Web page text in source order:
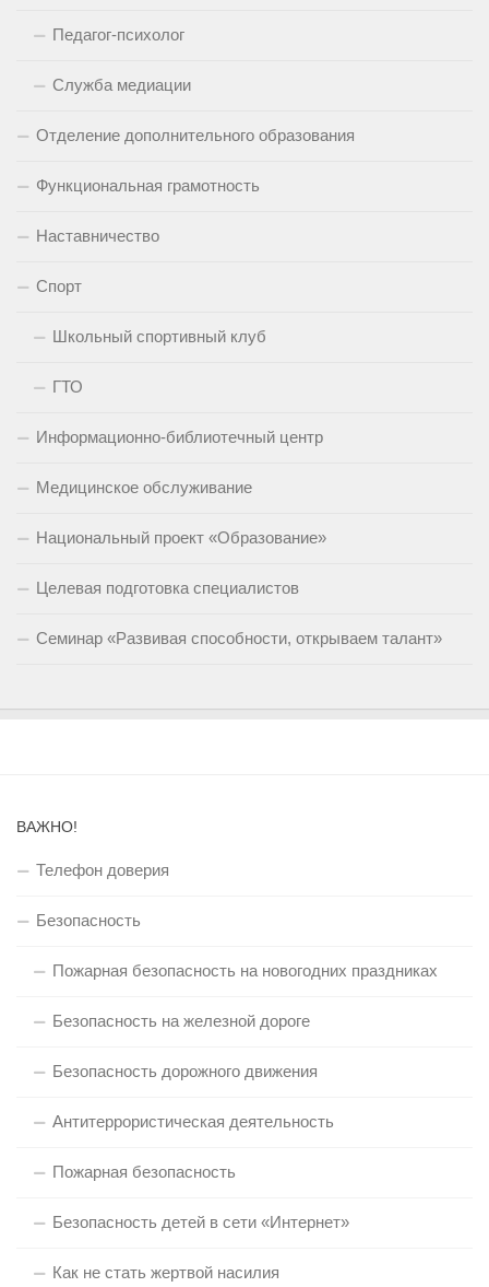
Педагог-психолог
Служба медиации
Отделение дополнительного образования
Функциональная грамотность
Наставничество
Спорт
Школьный спортивный клуб
ГТО
Информационно-библиотечный центр
Медицинское обслуживание
Национальный проект «Образование»
Целевая подготовка специалистов
Семинар «Развивая способности, открываем талант»
ВАЖНО!
Телефон доверия
Безопасность
Пожарная безопасность на новогодних праздниках
Безопасность на железной дороге
Безопасность дорожного движения
Антитеррористическая деятельность
Пожарная безопасность
Безопасность детей в сети «Интернет»
Как не стать жертвой насилия